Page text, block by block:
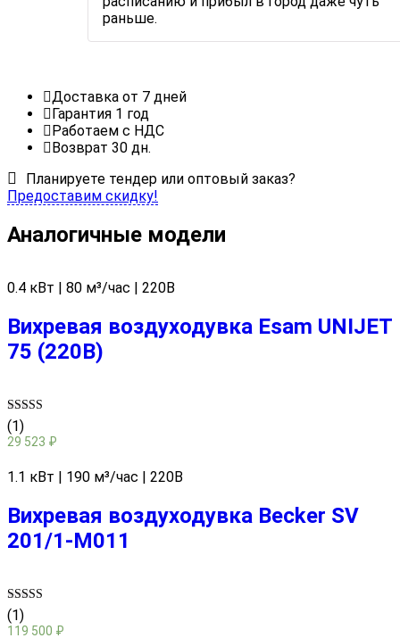
раньше.
Доставка от 7 дней
Гарантия 1 год
Работаем с НДС
Возврат 30 дн.
Планируете тендер или оптовый заказ?
Предоставим скидку!
Аналогичные модели
0.4 кВт | 80 м³/час | 220В
Вихревая воздуходувка Esam UNIJET
75 (220В)
Rated
5.00
out of 5
(1)
29 523 ₽
1.1 кВт | 190 м³/час | 220В
Вихревая воздуходувка Becker SV
201/1-M011
Rated
5.00
(1)
119 500 ₽